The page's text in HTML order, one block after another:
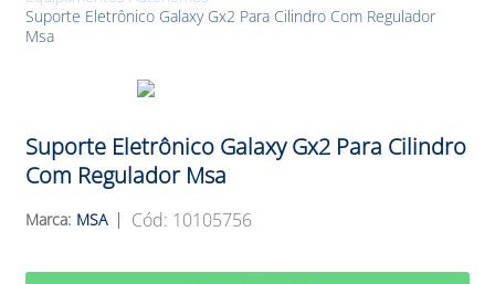
Suporte Eletrônico Galaxy Gx2 Para Cilindro Com Regulador
Msa
Suporte Eletrônico Galaxy Gx2 Para Cilindro
Com Regulador Msa
MSA : 10105756